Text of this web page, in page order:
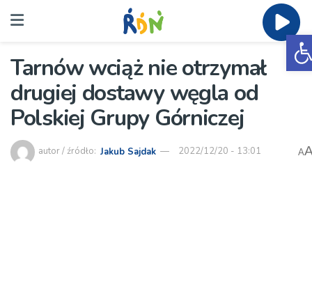
Tarnów wciąż nie otrzymał
drugiej dostawy węgla od
Polskiej Grupy Górniczej
autor / źródło: Jakub Sajdak 2022/12/20 - 13:01 A